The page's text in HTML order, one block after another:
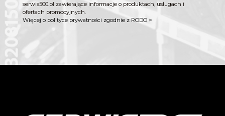
serwis500.pl zawierające informacje o produktach, usługach i
ofertach promocyjnych.
Więcej o polityce prywatności zgodnie z RODO >